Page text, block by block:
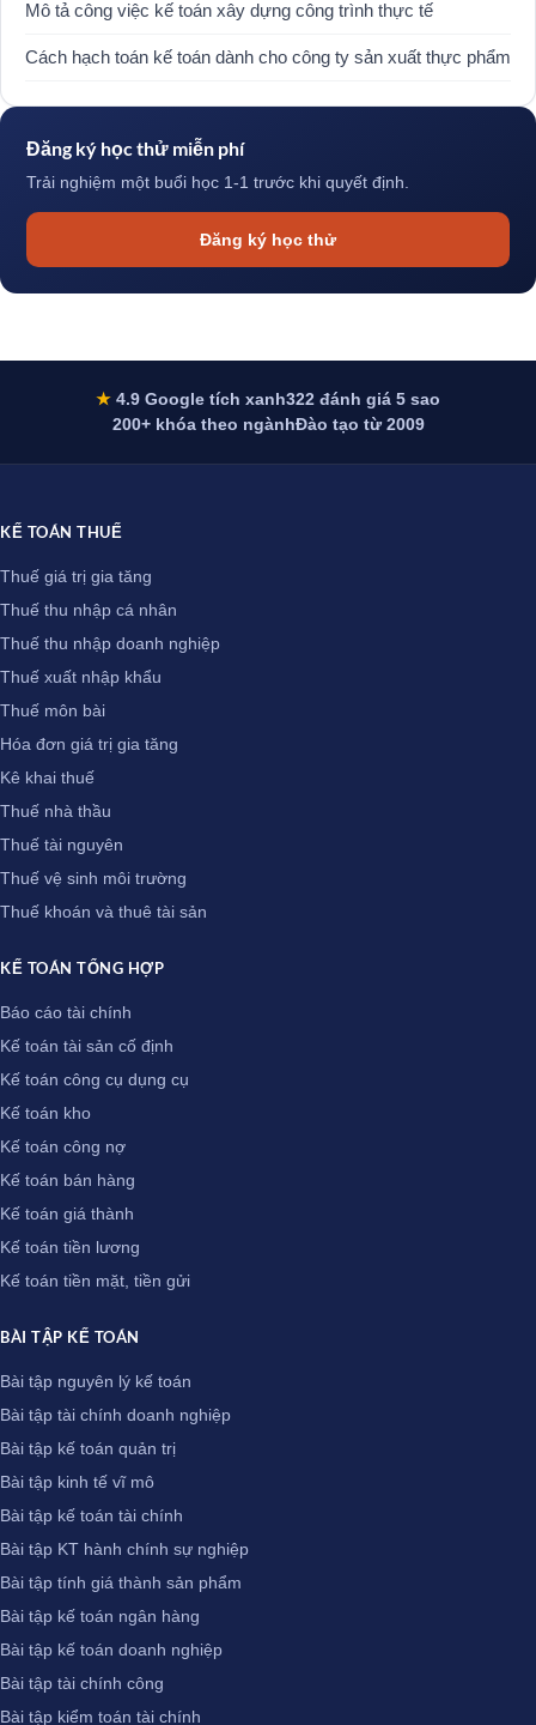
Mô tả công việc kế toán xây dựng công trình thực tế
Cách hạch toán kế toán dành cho công ty sản xuất thực phẩm
Đăng ký học thử miễn phí
Trải nghiệm một buổi học 1-1 trước khi quyết định.
Đăng ký học thử
★ 4.9 Google tích xanh322 đánh giá 5 sao
200+ khóa theo ngànhĐào tạo từ 2009
KẾ TOÁN THUẾ
Thuế giá trị gia tăng
Thuế thu nhập cá nhân
Thuế thu nhập doanh nghiệp
Thuế xuất nhập khẩu
Thuế môn bài
Hóa đơn giá trị gia tăng
Kê khai thuế
Thuế nhà thầu
Thuế tài nguyên
Thuế vệ sinh môi trường
Thuế khoán và thuê tài sản
KẾ TOÁN TỔNG HỢP
Báo cáo tài chính
Kế toán tài sản cố định
Kế toán công cụ dụng cụ
Kế toán kho
Kế toán công nợ
Kế toán bán hàng
Kế toán giá thành
Kế toán tiền lương
Kế toán tiền mặt, tiền gửi
BÀI TẬP KẾ TOÁN
Bài tập nguyên lý kế toán
Bài tập tài chính doanh nghiệp
Bài tập kế toán quản trị
Bài tập kinh tế vĩ mô
Bài tập kế toán tài chính
Bài tập KT hành chính sự nghiệp
Bài tập tính giá thành sản phẩm
Bài tập kế toán ngân hàng
Bài tập kế toán doanh nghiệp
Bài tập tài chính công
Bài tập kiểm toán tài chính